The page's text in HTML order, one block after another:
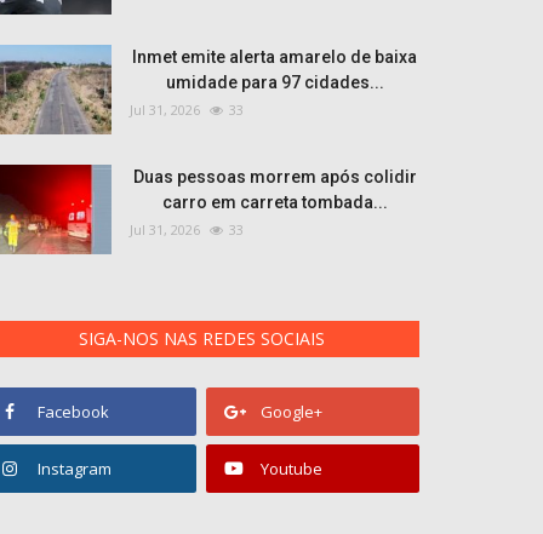
Inmet emite alerta amarelo de baixa
umidade para 97 cidades...
Jul 31, 2026 33
Duas pessoas morrem após colidir
carro em carreta tombada...
Jul 31, 2026 33
SIGA-NOS NAS REDES SOCIAIS
Facebook Google+
Instagram Youtube